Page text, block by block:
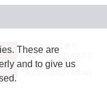
JASRAC許諾番号：
9024936001Y45037
JASRAC許諾番号：
These are
and to give us